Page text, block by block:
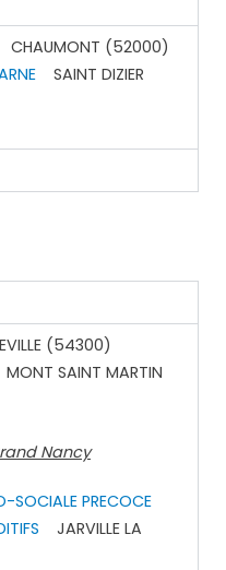
CHAUMONT (52000)
SAINT DIZIER
(54300)
MONT SAINT MARTIN
Nancy
SOCIALE PRECOCE
JARVILLE LA